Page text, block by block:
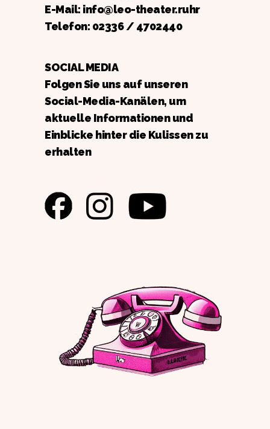
E-Mail: info@leo-theater.ruhr
Telefon: 02336 / 4702440
SOCIAL MEDIA
Folgen Sie uns auf unseren
Social-Media-Kanälen, um
aktuelle Informationen und
Einblicke hinter die Kulissen zu
erhalten